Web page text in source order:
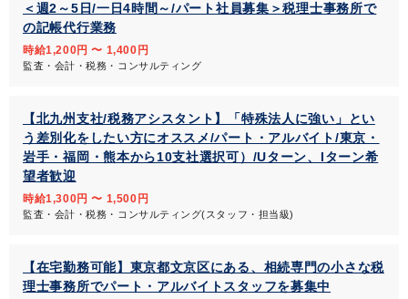
＜週2～5日/一日4時間～/パート社員募集＞税理士事務所で
の記帳代行業務
時給1,200円 〜 1,400円
監査・会計・税務・コンサルティング
【北九州支社/税務アシスタント】「特殊法人に強い」とい
う差別化をしたい方にオススメ/パート・アルバイト/東京・
岩手・福岡・熊本から10支社選択可）/Uターン、Iターン希
望者歓迎
時給1,300円 〜 1,500円
監査・会計・税務・コンサルティング(スタッフ・担当級)
【在宅勤務可能】東京都文京区にある、相続専門の小さな税
理士事務所でパート・アルバイトスタッフを募集中